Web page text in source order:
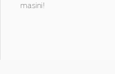
masini!